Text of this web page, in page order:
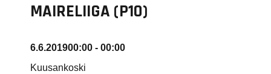
MAIRELIIGA (P10)
6.6.201900:00 - 00:00
Kuusankoski